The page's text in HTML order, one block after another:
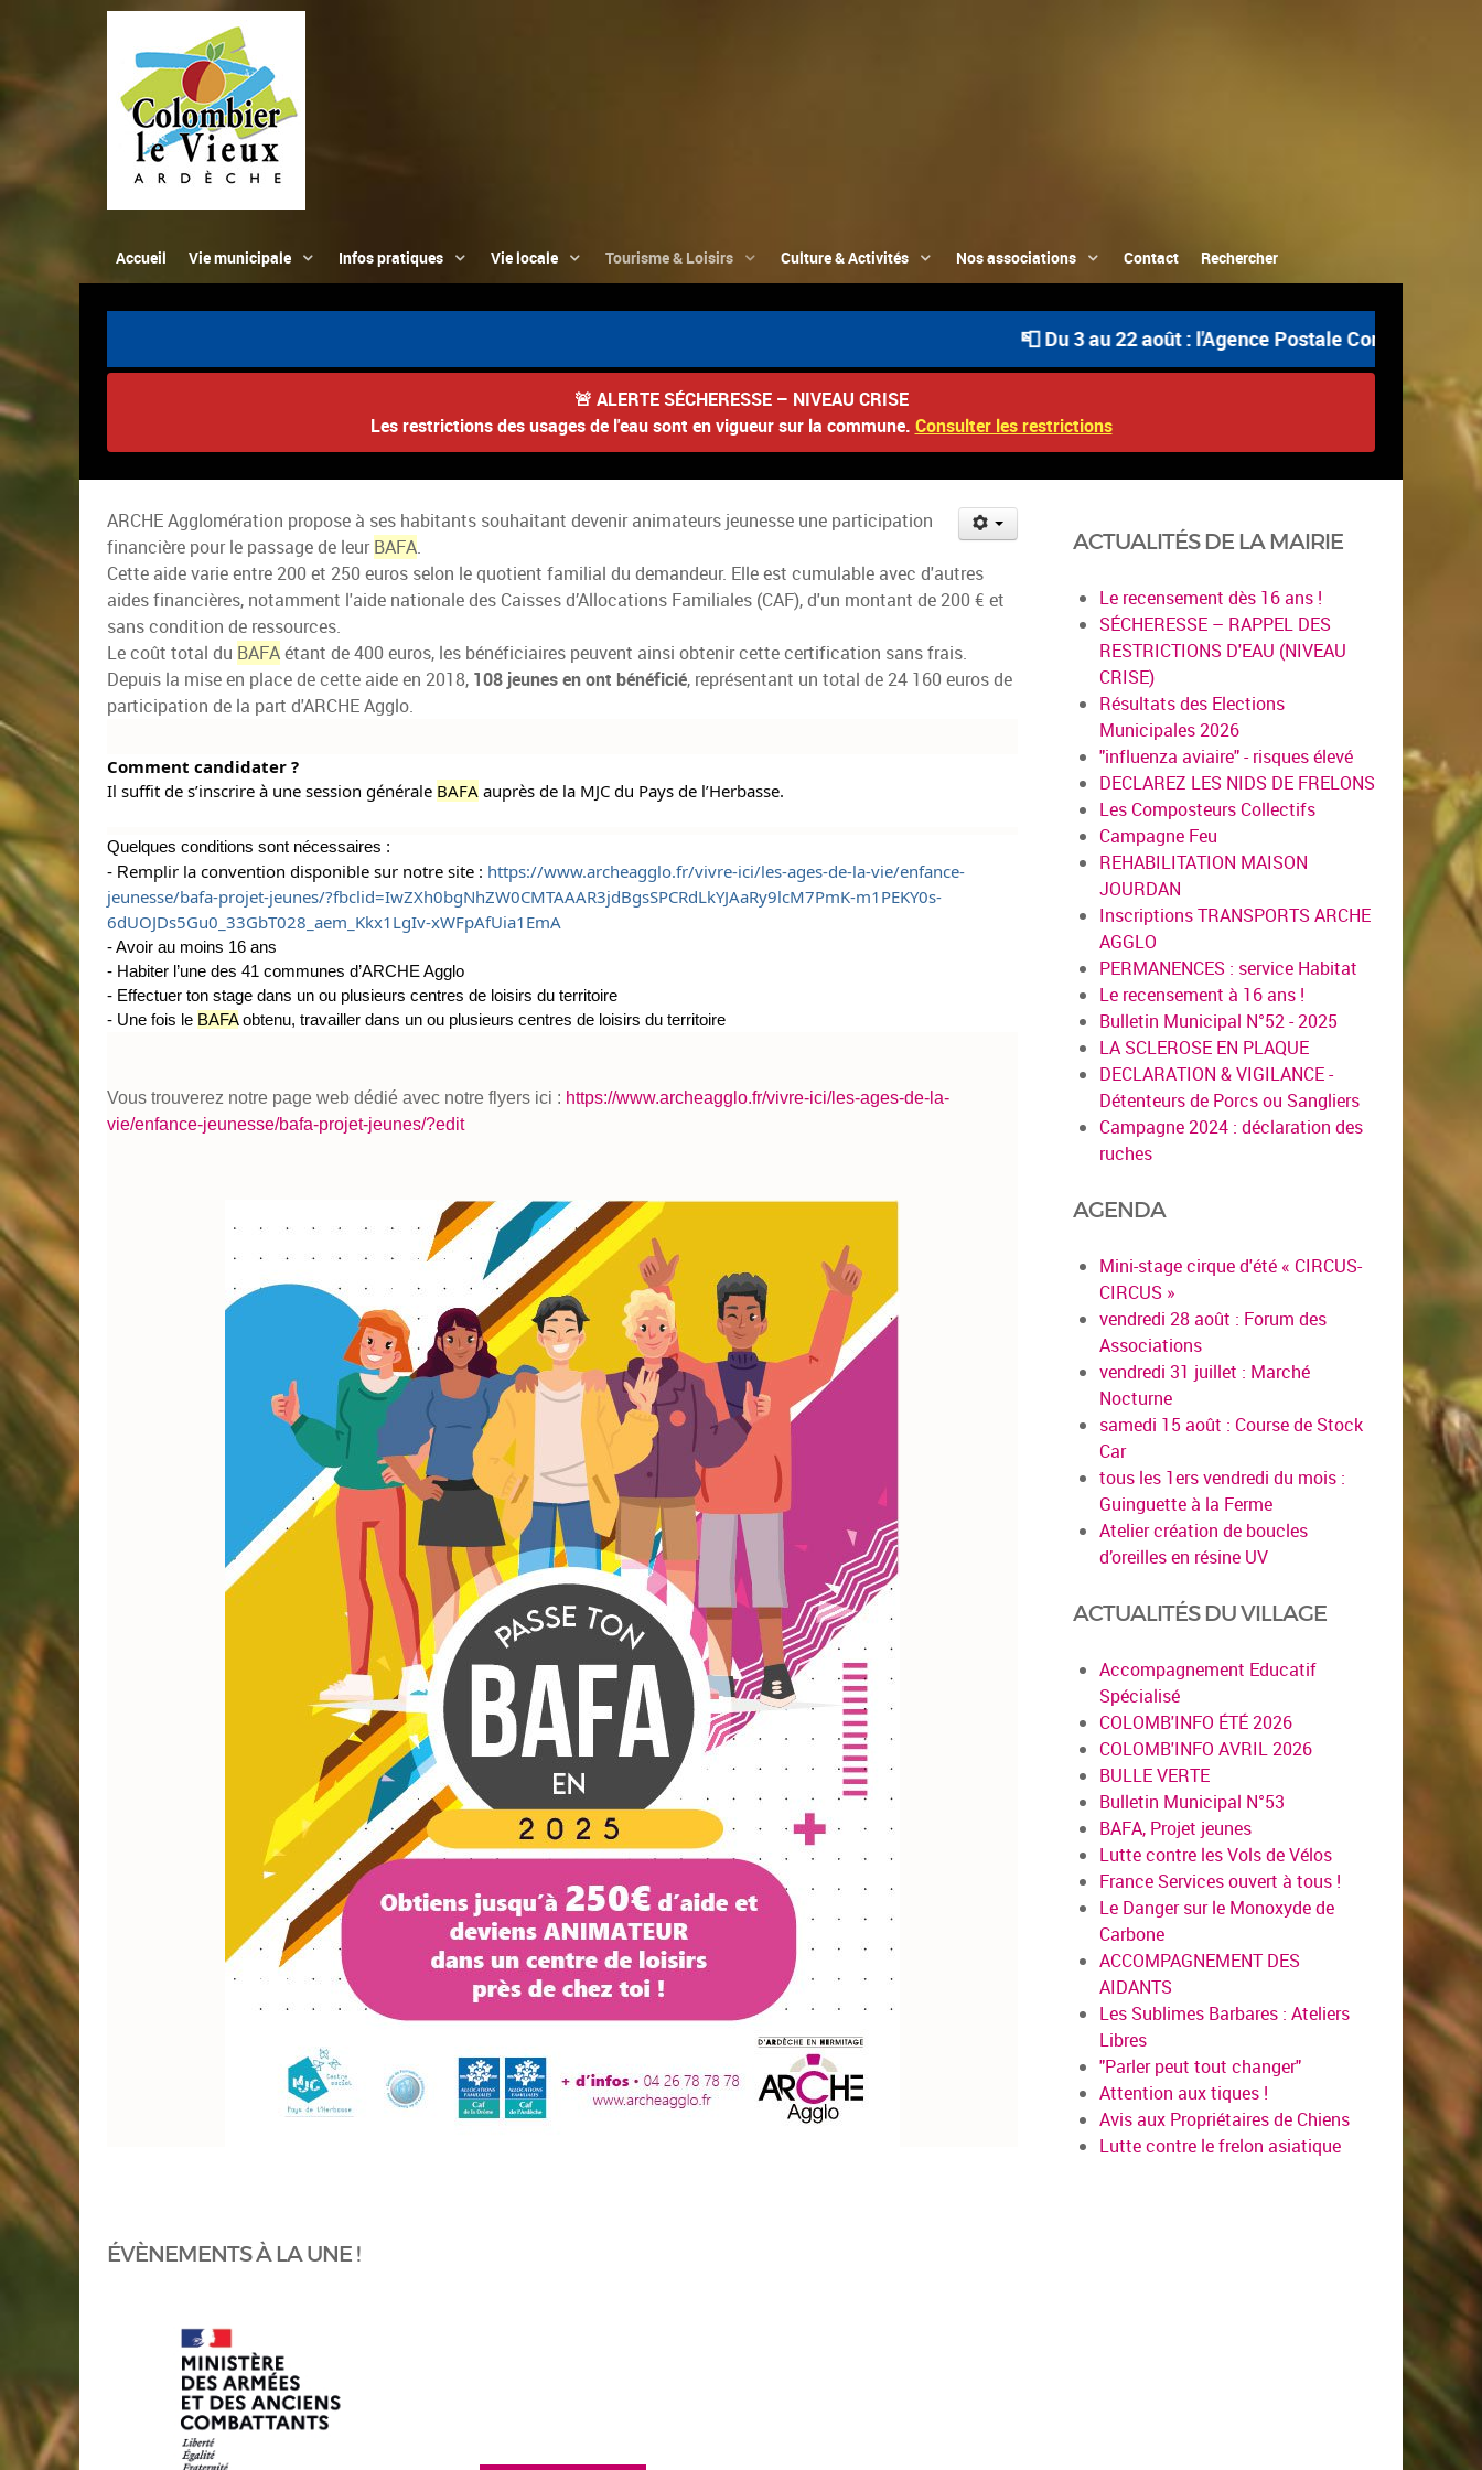
Accueil Vie municipale Infos pratiques Vie locale Tourisme & Loisirs Culture & Activités Nos associations Contact Rechercher
📮 Du 3 au 22 août : l'Agence Postale Communale est
🚨 ALERTE SÉCHERESSE – NIVEAU CRISE
Les restrictions des usages de l'eau sont en vigueur sur la commune. Consulter les restrictions
ARCHE Agglomération propose à ses habitants souhaitant devenir animateurs jeunesse une participation
financière pour le passage de leurBAFA.
Cette aide varie entre 200 et 250 euros selon le quotient familial du demandeur. Elle est cumulable avec d'autres
aides financières, notamment l'aide nationale des Caisses d’Allocations Familiales (CAF), d'un montant de 200 € et
sans condition de ressources.
Le coût total du BAFAétant de 400 euros, les bénéficiaires peuvent ainsi obtenir cette certification sans frais.
Depuis la mise en place de cette aide en 2018, 108 jeunes en ont bénéficié, représentant un total de 24 160 euros de
participation de la part d'ARCHE Agglo.
Comment candidater ?
Il suffit de s’inscrire à une session générale BAFA auprès de la MJC du Pays de l’Herbasse.
Quelques conditions sont nécessaires :
- Remplir la convention disponible sur notre site : https://www.archeagglo.fr/vivre-ici/les-ages-de-la-vie/enfance-
jeunesse/bafa-projet-jeunes/?fbclid=IwZXh0bgNhZW0CMTAAAR3jdBgsSPCRdLkYJAaRy9lcM7PmK-m1PEKY0s-
6dUOJDs5Gu0_33GbT028_aem_Kkx1LgIv-xWFpAfUia1EmA
- Avoir au moins 16 ans
- Habiter l’une des 41 communes d’ARCHE Agglo
- Effectuer ton stage dans un ou plusieurs centres de loisirs du territoire
- Une fois le BAFAobtenu, travailler dans un ou plusieurs centres de loisirs du territoire
Vous trouverez notre page web dédié avec notre flyers ici : https://www.archeagglo.fr/vivre-ici/les-ages-de-la-
vie/enfance-jeunesse/bafa-projet-jeunes/?edit
ÉVÈNEMENTS À LA UNE !
ACTUALITÉS DE LA MAIRIE
Le recensement dès 16 ans !
SÉCHERESSE – RAPPEL DES
RESTRICTIONS D'EAU (NIVEAU
CRISE)
Résultats des Elections
Municipales 2026
"influenza aviaire" - risques élevé
DECLAREZ LES NIDS DE FRELONS
Les Composteurs Collectifs
Campagne Feu
REHABILITATION MAISON
JOURDAN
Inscriptions TRANSPORTS ARCHE
AGGLO
PERMANENCES : service Habitat
Le recensement à 16 ans !
Bulletin Municipal N°52 - 2025
LA SCLEROSE EN PLAQUE
DECLARATION & VIGILANCE -
Détenteurs de Porcs ou Sangliers
Campagne 2024 : déclaration des
ruches
AGENDA
Mini-stage cirque d'été « CIRCUS-
CIRCUS »
vendredi 28 août : Forum des
Associations
vendredi 31 juillet : Marché
Nocturne
samedi 15 août : Course de Stock
Car
tous les 1ers vendredi du mois :
Guinguette à la Ferme
Atelier création de boucles
d’oreilles en résine UV
ACTUALITÉS DU VILLAGE
Accompagnement Educatif
Spécialisé
COLOMB'INFO ÉTÉ 2026
COLOMB'INFO AVRIL 2026
BULLE VERTE
Bulletin Municipal N°53
BAFA, Projet jeunes
Lutte contre les Vols de Vélos
France Services ouvert à tous !
Le Danger sur le Monoxyde de
Carbone
ACCOMPAGNEMENT DES
AIDANTS
Les Sublimes Barbares : Ateliers
Libres
"Parler peut tout changer"
Attention aux tiques !
Avis aux Propriétaires de Chiens
Lutte contre le frelon asiatique